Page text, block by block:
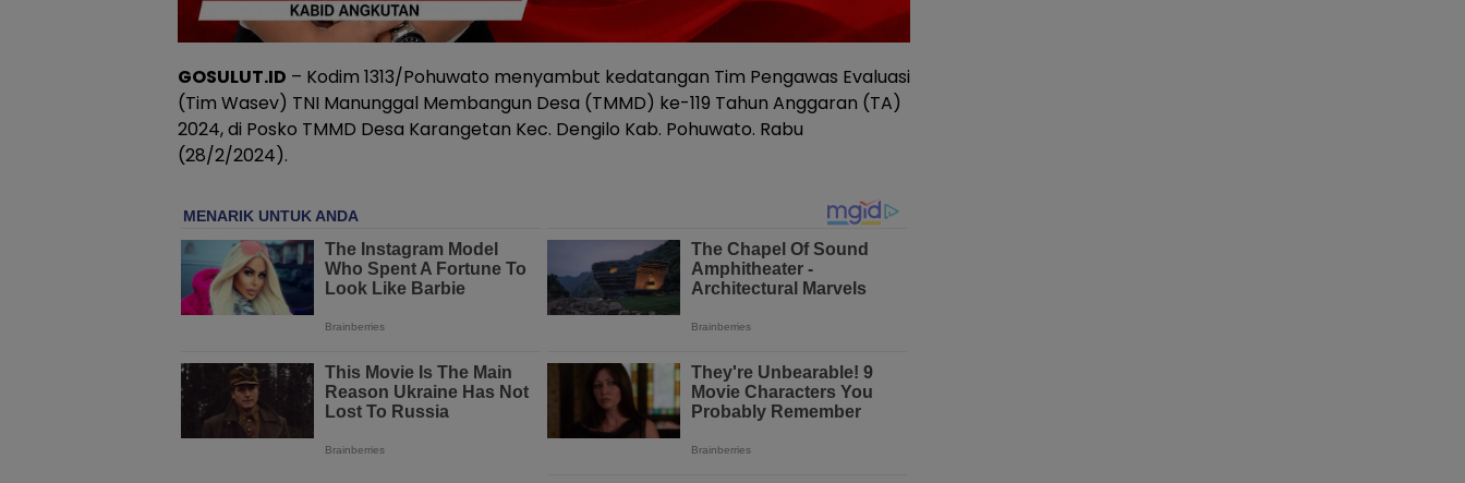
GOSULUT.ID – Kodim 1313/Pohuwato menyambut kedatangan Tim Pengawas Evaluasi
(Tim Wasev) TNI Manunggal Membangun Desa (TMMD) ke-119 Tahun Anggaran (TA)
2024, di Posko TMMD Desa Karangetan Kec. Dengilo Kab. Pohuwato. Rabu
(28/2/2024).